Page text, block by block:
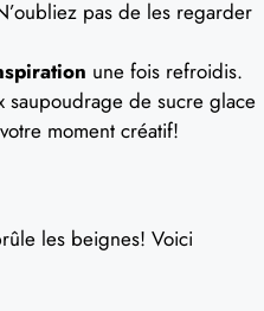
pas de les regarder
une fois refroidis.
saupoudrage de sucre glace
moment créatif!
les beignes! Voici